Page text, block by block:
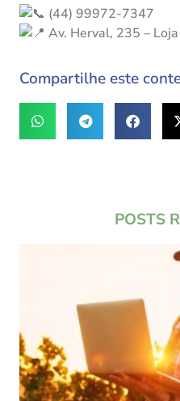
(44) 99972-7347
Av. Herval, 235 –
Compartilhe este
POSTS